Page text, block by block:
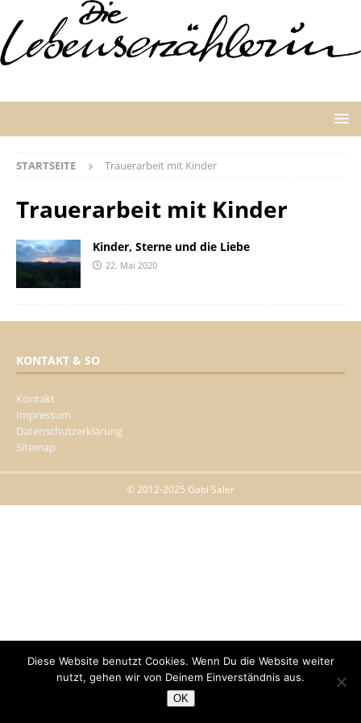
STARTSEITE Trauerarbeit mit Kinder
Trauerarbeit mit Kinder
Kinder, Sterne und die Liebe
22. Mai 2020
KONTAKT & SO
Kontakt
Impressum
Datenschutzerklärung
Sitemap
© 2012-2025 Gabi Saler
Diese Website benutzt Cookies. Wenn Du die Website weiter
nutzt, gehen wir von Deinem Einverständnis aus.
OK